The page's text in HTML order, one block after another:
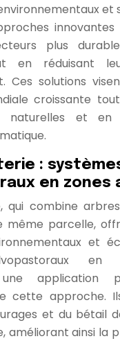
et
plus
en réduisant
Ces solutions
croissante
naturelles et en
:
en zones
qui combine
même parcelle,
et
en
application
cette approche.
et du bétail
améliorant ainsi la